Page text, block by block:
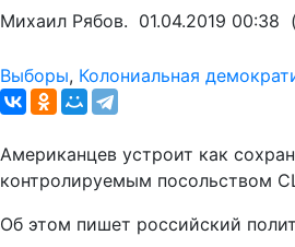
Михаил Рябов. 01.04.2019 00:38
Выборы, Колониальная
Американцев устроит как
контролируемым посольством
Об этом пишет российский